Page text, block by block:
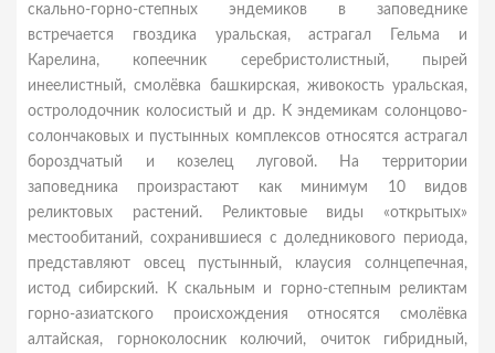
скально-горно-степных эндемиков в заповеднике
встречается гвоздика уральская, астрагал Гельма и
Карелина, копеечник серебристолистный, пырей
инеелистный, смолёвка башкирская, живокость уральская,
остролодочник колосистый и др. К эндемикам солонцово-
солончаковых и пустынных комплексов относятся астрагал
бороздчатый и козелец луговой. На территории
заповедника произрастают как минимум 10 видов
реликтовых растений. Реликтовые виды «открытых»
местообитаний, сохранившиеся с доледникового периода,
представляют овсец пустынный, клаусия солнцепечная,
истод сибирский. К скальным и горно-степным реликтам
горно-азиатского происхождения относятся смолёвка
алтайская, горноколосник колючий, очиток гибридный,